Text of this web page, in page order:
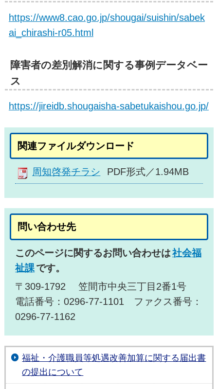
https://www8.cao.go.jp/shougai/suishin/sabek
ai_chirashi-r05.html
障害者の差別解消に関する事例データベー
ス
https://jireidb.shougaisha-sabetukaishou.go.jp/
関連ファイルダウンロード
周知啓発チラシ PDF形式／1.94MB
問い合わせ先
このページに関するお問い合わせは社会福
祉課です。
〒309-1792 笠間市中央三丁目2番1号
電話番号：0296-77-1101 ファクス番号：
0296-77-1162
福祉・介護職員等処遇改善加算に関する届出書
の提出について